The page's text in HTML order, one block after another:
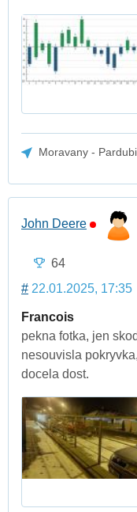
Moravany -
John Deere
64
# 22.01.2025, 17:35
Francois
pekna fotka, jen
nesouvisla
docela dost.